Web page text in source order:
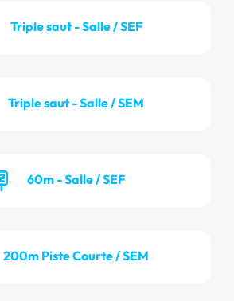
Triple saut - Salle / SEF
Triple saut - Salle / SEM
60m - Salle / SEF
200m Piste Courte / SEM